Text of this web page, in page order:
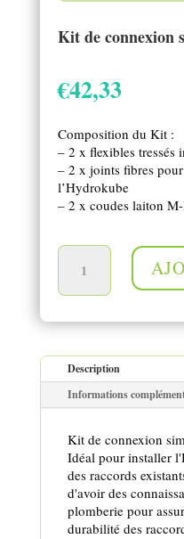
Kit de connexion
€42,33
Composition du Kit :
– 2 x flexibles tressés
– 2 x joints fibres
l’Hydrokube
– 2 x coudes laiton
Description
Informations
Kit de connexion
Idéal pour installer
des raccords
d'avoir des
plomberie pour
durabilité des